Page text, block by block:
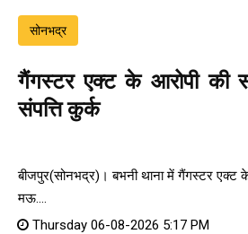
सोनभद्र
गैंगस्टर एक्ट के आरोपी की
संपत्ति कुर्क
बीजपुर(सोनभद्र)। बभनी थाना में गैंगस्टर एक्ट
मऊ....
Thursday 06-08-2026 5:17 PM